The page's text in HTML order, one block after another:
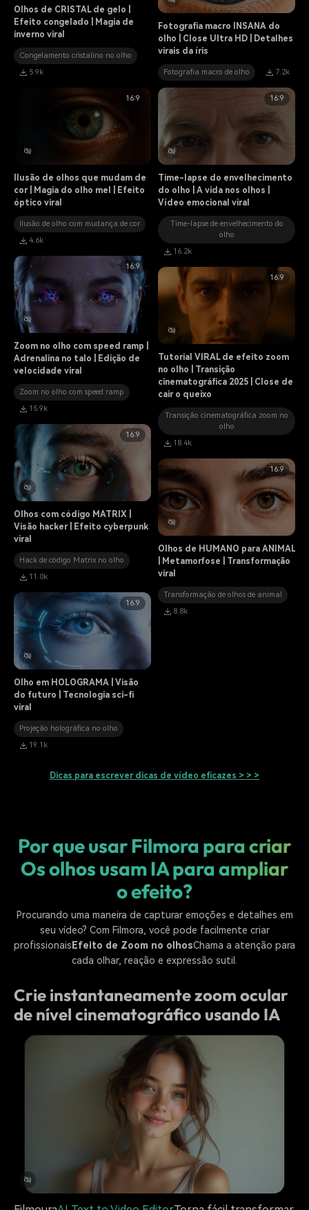
Olhos de CRISTAL de gelo |
Efeito congelado | Magia de
inverno viral
Congelamento cristalino no olho
5.9k
Fotografia macro INSANA do
olho | Close Ultra HD | Detalhes
virais da íris
Fotografia macro de olho 7.2k
16:9
Ilusão de olhos que mudam de
cor | Magia do olho mel | Efeito
óptico viral
Ilusão de olho com mudança de cor
4.6k
16:9
Time-lapse do envelhecimento
do olho | A vida nos olhos |
Vídeo emocional viral
Time-lapse de envelhecimento do
olho
16.2k
16:9
Zoom no olho com speed ramp |
Adrenalina no talo | Edição de
velocidade viral
Zoom no olho com speed ramp
15.9k
16:9
Tutorial VIRAL de efeito zoom
no olho | Transição
cinematográfica 2025 | Close de
cair o queixo
Transição cinematográfica zoom no
olho
18.4k
16:9
Olhos com código MATRIX |
Visão hacker | Efeito cyberpunk
viral
Hack de código Matrix no olho
11.0k
16:9
Olhos de HUMANO para ANIMAL
| Metamorfose | Transformação
viral
Transformação de olhos de animal
8.8k
16:9
Olho em HOLOGRAMA | Visão
do futuro | Tecnologia sci-fi
viral
Projeção holográfica no olho
19.1k
Dicas para escrever dicas de vídeo eficazes > > >
Por que usar Filmora para criar
Os olhos usam IA para ampliar
o efeito?
Procurando uma maneira de capturar emoções e detalhes em
seu vídeo? Com Filmora, você pode facilmente criar
profissionais Efeito de Zoom no olhosChama a atenção para
cada olhar, reação e expressão sutil.
Crie instantaneamente zoom ocular
de nível cinematográfico usando IA